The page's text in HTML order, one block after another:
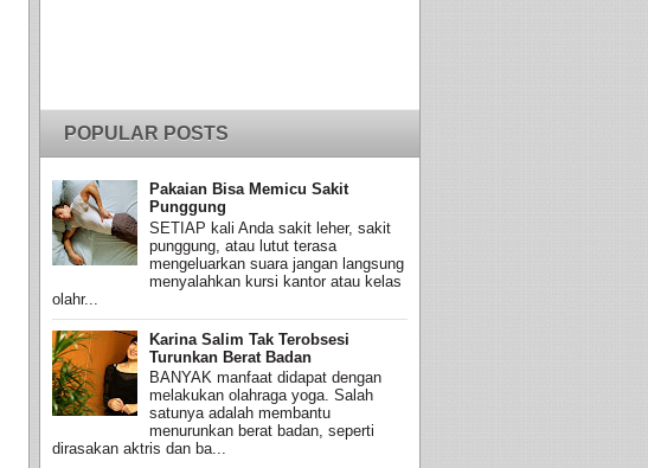
POPULAR POSTS
Pakaian Bisa Memicu Sakit
Punggung
SETIAP kali Anda sakit leher, sakit
punggung, atau lutut terasa
mengeluarkan suara jangan langsung
menyalahkan kursi kantor atau kelas
olahr...
Karina Salim Tak Terobsesi
Turunkan Berat Badan
BANYAK manfaat didapat dengan
melakukan olahraga yoga. Salah
satunya adalah membantu
menurunkan berat badan, seperti
dirasakan aktris dan ba...